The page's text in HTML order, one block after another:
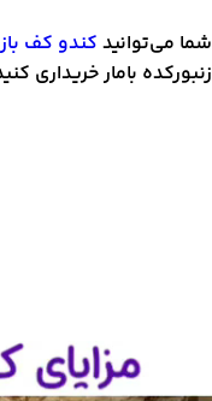
می‌توانید کندو کف
بامار خریداری